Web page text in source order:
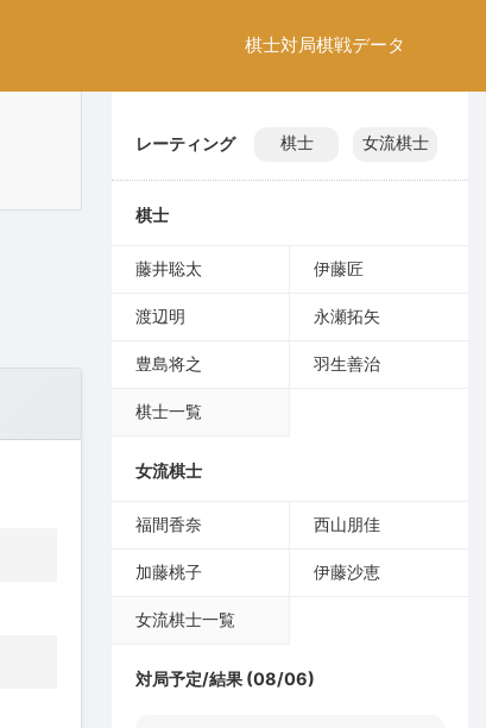
棋士対局棋戦データ
レーティング 棋士 女流棋士
棋士
藤井聡太 伊藤匠
渡辺明 永瀬拓矢
豊島将之 羽生善治
棋士一覧
女流棋士
福間香奈 西山朋佳
加藤桃子 伊藤沙恵
女流棋士一覧
対局予定/結果 (08/06)